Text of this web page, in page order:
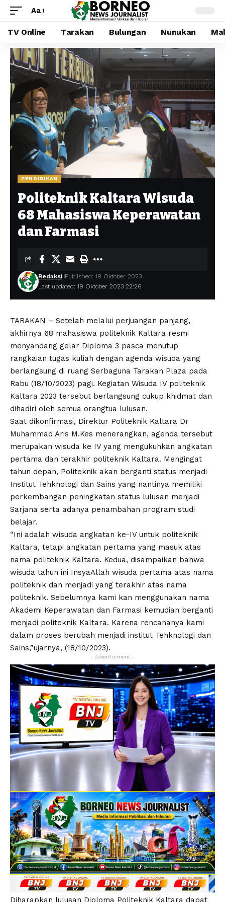
Aa
TV Online Tarakan Bulungan Nunukan
PENDIDIKAN
Politeknik Kaltara Wisuda
68 Mahasiswa Keperawatan
dan Farmasi
Last updated: 19 Oktober 2023 22:26
Redaksi Published: 19 Oktober 2023
TARAKAN – Setelah melalui perjuangan panjang,
akhirnya 68 mahasiswa politeknik Kaltara resmi
menyandang gelar Diploma 3 pasca menutup
rangkaian tugas kuliah dengan agenda wisuda yang
berlangsung di ruang Serbaguna Tarakan Plaza pada
Rabu (18/10/2023) pagi. Kegiatan Wisuda IV politeknik
Kaltara 2023 tersebut berlangsung cukup khidmat dan
dihadiri oleh semua orangtua lulusan.
Saat dikonfirmasi, Direktur Politeknik Kaltara Dr
Muhammad Aris M.Kes menerangkan, agenda tersebut
merupakan wisuda ke IV yang mengukuhkan angkatan
pertama dan terakhir politeknik Kaltara. Mengingat
tahun depan, Politeknik akan berganti status menjadi
Institut Tehknologi dan Sains yang nantinya memiliki
perkembangan peningkatan status lulusan menjadi
Sarjana serta adanya penambahan program studi
belajar.
“Ini adalah wisuda angkatan ke-IV untuk politeknik
Kaltara, tetapi angkatan pertama yang masuk atas
nama politeknik Kaltara. Kedua, disampaikan bahwa
wisuda tahun ini InsyaAllah wisuda pertama atas nama
politeknik dan menjadi yang terakhir atas nama
politeknik. Sebelumnya kami kan menggunakan nama
Akademi Keperawatan dan Farmasi kemudian berganti
menjadi politeknik Kaltara. Karena rencananya kami
dalam proses berubah menjadi institut Tehknologi dan
Sains,”ujarnya, (18/10/2023).
- Advertisement -
Diharapkan lulusan Diploma Politeknik Kaltara dapat